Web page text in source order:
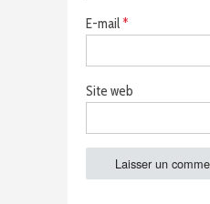
E-mail*
Site web